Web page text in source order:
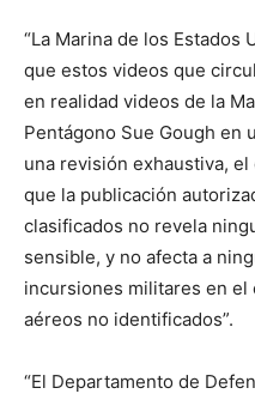
“La Marina de los
que estos videos que
en realidad videos de la
Pentágono Sue Gough en
una revisión exhaustiva,
que la publicación
clasificados no revela
sensible, y no afecta a
incursiones militares en el
aéreos no identificados”.
“El Departamento de